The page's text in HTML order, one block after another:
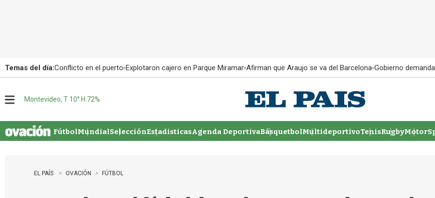
Temas del día:Conflicto en el puerto Explotaron cajero en Parque Miramar Afirman que Araujo se va del Barcelona Gobierno
u
Montevideo, T 10° H 72%
FútbolMundialSelecciónEstadisticasAgenda DeportivaBásquetbolMultideportivoTenisRugby
EL PAÍS OVACIÓN FÚTBOL